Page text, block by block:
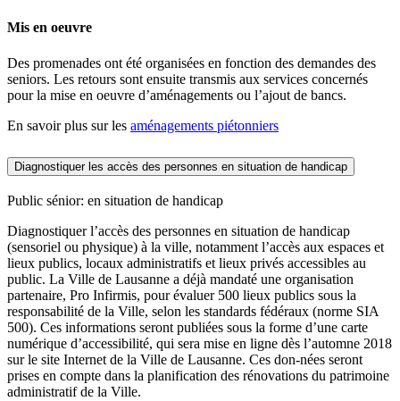
Mis en oeuvre
Des promenades ont été organisées en fonction des demandes des
seniors. Les retours sont ensuite transmis aux services concernés
pour la mise en oeuvre d’aménagements ou l’ajout de bancs.
En savoir plus sur les aménagements piétonniers
Diagnostiquer les accès des personnes en situation de handicap
Public sénior: en situation de handicap
Diagnostiquer l’accès des personnes en situation de handicap
(sensoriel ou physique) à la ville, notamment l’accès aux espaces et
lieux publics, locaux administratifs et lieux privés accessibles au
public. La Ville de Lausanne a déjà mandaté une organisation
partenaire, Pro Infirmis, pour évaluer 500 lieux publics sous la
responsabilité de la Ville, selon les standards fédéraux (norme SIA
500). Ces informations seront publiées sous la forme d’une carte
numérique d’accessibilité, qui sera mise en ligne dès l’automne 2018
sur le site Internet de la Ville de Lausanne. Ces don-nées seront
prises en compte dans la planification des rénovations du patrimoine
administratif de la Ville.